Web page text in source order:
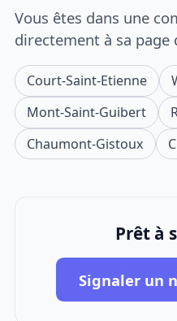
Vous êtes dans une
directement à sa page
Court-Saint-Etienne
Mont-Saint-Guibert
Chaumont-Gistoux
Prêt à
Signaler un